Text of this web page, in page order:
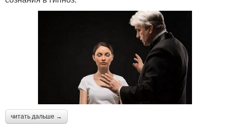
читать дальше →